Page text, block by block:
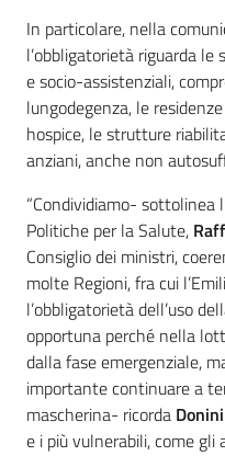
In particolare, nella
l’obbligatorietà riguarda
e socio-assistenziali,
lungodegenza, le
hospice, le strutture
anziani, anche non
“Condividiamo- sottolinea
Politiche per la Salute,
Consiglio dei ministri,
molte Regioni, fra cui
l’obbligatorietà dell’uso
opportuna perché nella
dalla fase emergenziale,
importante continuare a
mascherina- ricorda Donini
e i più vulnerabili, come gli